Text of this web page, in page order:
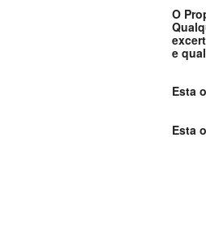
O
e
Esta
Esta